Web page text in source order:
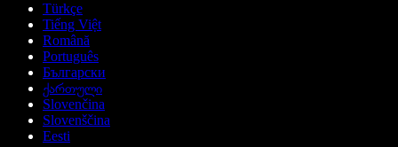
Türkçe
Tiếng Việt
Română
Português
Български
ქართული
Slovenčina
Slovenščina
Eesti